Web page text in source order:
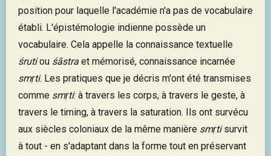
position pour laquelle l'académie n'a pas de vocabulaire
établi. L'épistémologie indienne possède un
vocabulaire. Cela appelle la connaissance textuelle
śrutiou śāstra et mémorisé, connaissance incarnée
smṛti. Les pratiques que je décris m'ont été transmises
comme smṛti: à travers les corps, à travers le geste, à
travers le timing, à travers la saturation. Ils ont survécu
aux siècles coloniaux de la même manière smṛtisurvit
à tout - en s'adaptant dans la forme tout en préservant